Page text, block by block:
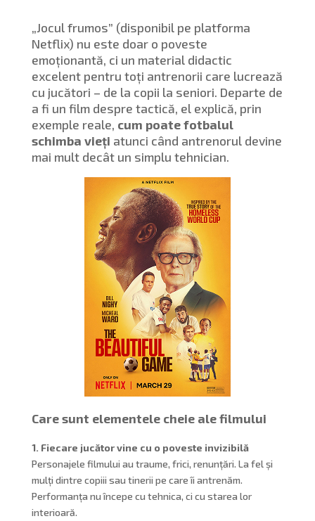
„Jocul frumos” (disponibil pe platforma
Netflix) nu este doar o poveste
emoționantă, ci un material didactic
excelent pentru toți antrenorii care lucrează
cu jucători – de la copii la seniori. Departe de
a fi un film despre tactică, el explică, prin
exemple reale, cum poate fotbalul
schimba vieți atunci când antrenorul devine
mai mult decât un simplu tehnician.
Care sunt elementele cheie ale filmului
1. Fiecare jucător vine cu o poveste invizibilă
Personajele filmului au traume, frici, renunțări. La fel și
mulți dintre copiii sau tinerii pe care îi antrenăm.
Performanța nu începe cu tehnica, ci cu starea lor
interioară.